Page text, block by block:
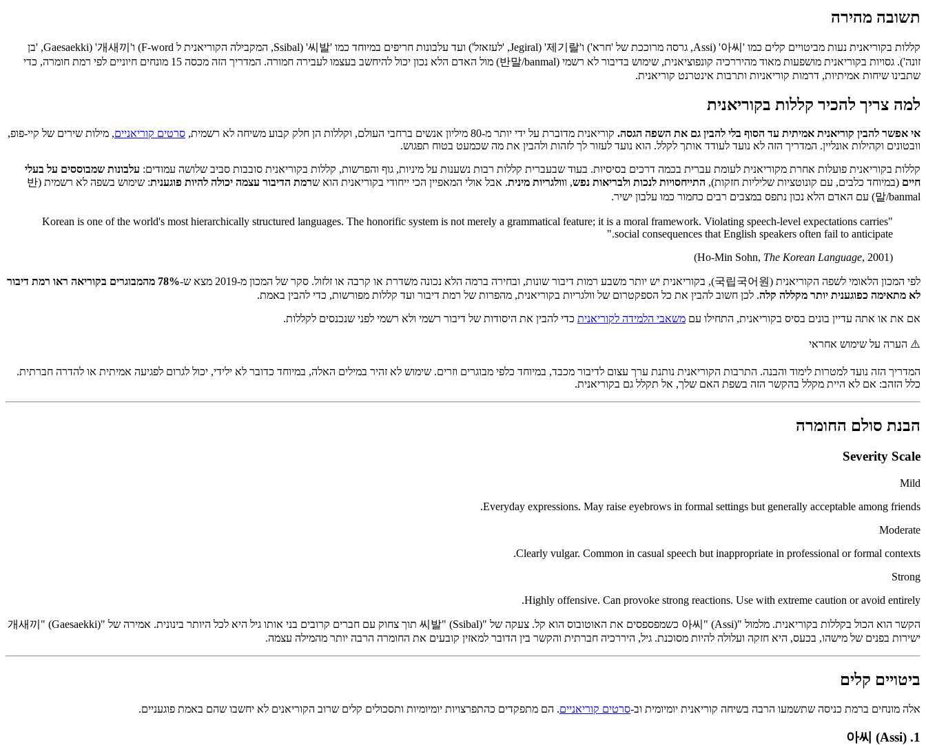
תשובה מהירה
קללות בקוריאנית נעות מביטויים קלים כמו '아씨' (Assi, גרסה מרוככת של 'חרא') ו'제기랄' (Jegiral, 'לעזאזל') ועד עלבונות חריפים במיוחד כמו '씨발' (Ssibal, המקבילה הקוריאנית ל F-word) ו'개새끼' (Gaesaekki, 'בן
זונה'). גסויות בקוריאנית מושפעות מאוד מהיררכיה קונפוציאנית, שימוש בדיבור לא רשמי (반말/banmal) מול האדם הלא נכון יכול להיחשב בעצמו לעבירה חמורה. המדריך הזה מכסה 15 מונחים חיוניים לפי רמת חומרה, כדי
שתבינו שיחות אמיתיות, דרמות קוריאניות ותרבות אינטרנט קוריאנית.
למה צריך להכיר קללות בקוריאנית
אי אפשר להבין קוריאנית אמיתית עד הסוף בלי להבין גם את השפה הגסה. קוריאנית מדוברת על ידי יותר מ-80 מיליון אנשים ברחבי העולם, וקללות הן חלק קבוע משיחה לא רשמית, סרטים קוריאניים, מילות שירים של קיי-פופ,
וובטונים וקהילות אונליין. המדריך הזה לא נועד לעודד אותך לקלל. הוא נועד לעזור לך לזהות ולהבין את מה שכמעט בטוח תפגוש.
קללות בקוריאנית פועלות אחרת מקוריאנית לעומת עברית בכמה דרכים בסיסיות. בעוד שבעברית קללות רבות נשענות על מיניות, גוף והפרשות, קללות בקוריאנית סובבות סביב שלושה עמודים: עלבונות שמבוססים על בעלי
חיים (במיוחד כלבים, עם קונוטציות שליליות חזקות), התייחסויות לנכות ולבריאות נפש, ווולגריות מינית. אבל אולי המאפיין הכי ייחודי בקוריאנית הוא שרמת הדיבור עצמה יכולה להיות פוגענית
: שימוש בשפה לא רשמית (반
말/banmal) עם האדם הלא נכון נתפס במצבים רבים כחמור כמו עלבון ישיר.
"Korean is one of the world's most hierarchically structured languages. The honorific system is not merely a grammatical feature; it is a moral framework. Violating speech-level expectations carries
social consequences that English speakers often fail to anticipate."
(Ho-Min Sohn,
The Korean Language, 2001)
לפי המכון הלאומי לשפה הקוריאנית (국립국어원), בקוריאנית יש יותר משבע רמות דיבור שונות, ובחירה ברמה הלא נכונה משדרת או קרבה או זלזול. סקר של המכון מ-2019 מצא ש-
78% מהמבוגרים בקוריאה ראו רמת דיבור
לא מתאימה כפוגענית יותר מקללה קלה. לכן חשוב להבין את כל הספקטרום של וולגריות בקוריאנית, מהפרות של רמת דיבור ועד קללות מפורשות, כדי להבין באמת.
אם את או אתה עדיין בונים בסיס בקוריאנית, התחילו עם משאבי הלמידה לקוריאנית כדי להבין את היסודות של דיבור רשמי ולא רשמי לפני שנכנסים לקללות.
⚠️ הערה על שימוש אחראי
המדריך הזה נועד למטרות לימוד והבנה. התרבות הקוריאנית נותנת ערך עצום לדיבור מכבד, במיוחד כלפי מבוגרים וזרים. שימוש לא זהיר במילים האלה, במיוחד כדובר לא ילידי, יכול לגרום לפגיעה אמיתית או להדרה חברתית.
כלל הזהב: אם לא היית מקלל בהקשר הזה בשפת האם שלך, אל תקלל גם בקוריאנית.
הבנת סולם החומרה
Severity Scale
Mild
Everyday expressions. May raise eyebrows in formal settings but generally acceptable among friends.
Moderate
Clearly vulgar. Common in casual speech but inappropriate in professional or formal contexts.
Strong
Highly offensive. Can provoke strong reactions. Use with extreme caution or avoid entirely.
הקשר הוא הכול בקללות בקוריאנית. מלמול "아씨" (Assi) כשמפספסים את האוטובוס הוא קל. צעקה של "씨발" (Ssibal) תוך צחוק עם חברים קרובים בני אותו גיל היא לכל היותר בינונית. אמירה של "개새끼" (Gaesaekki)
ישירות בפנים של מישהו, בכעס, היא חזקה ועלולה להיות מסוכנת. גיל, היררכיה חברתית והקשר בין הדובר למאזין קובעים את החומרה הרבה יותר מהמילה עצמה.
ביטויים קלים
אלה מונחים ברמת כניסה שתשמעו הרבה בשיחה קוריאנית יומיומית וב-סרטים קוריאניים. הם מתפקדים כהתפרצויות יומיומיות ותסכולים קלים שרוב הקוריאנים לא יחשבו שהם באמת פוגעניים.
1. 아씨 (Assi)